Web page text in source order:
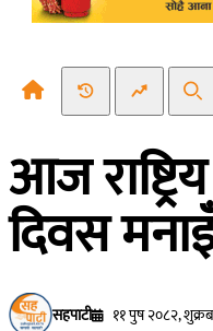
Recent NewsTrending
आज
दिवस
सहपाटी ११ पुष २०८२,